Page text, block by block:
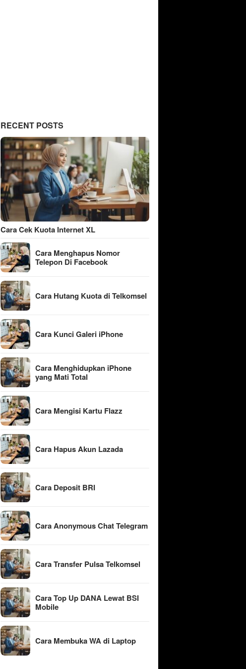
RECENT POSTS
Cara Cek Kuota Internet XL
Cara Menghapus Nomor
Telepon Di Facebook
Cara Hutang Kuota di Telkomsel
Cara Kunci Galeri iPhone
Cara Menghidupkan iPhone
yang Mati Total
Cara Mengisi Kartu Flazz
Cara Hapus Akun Lazada
Cara Deposit BRI
Cara Anonymous Chat Telegram
Cara Transfer Pulsa Telkomsel
Cara Top Up DANA Lewat BSI
Mobile
Cara Membuka WA di Laptop